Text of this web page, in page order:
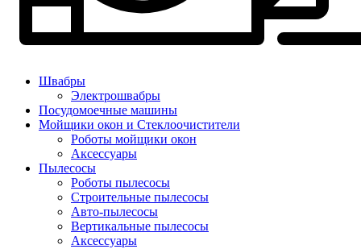
Швабры
Электрошвабры
Посудомоечные машины
Мойщики окон и Стеклоочистители
Роботы мойщики окон
Аксессуары
Пылесосы
Роботы пылесосы
Строительные пылесосы
Авто-пылесосы
Вертикальные пылесосы
Аксессуары